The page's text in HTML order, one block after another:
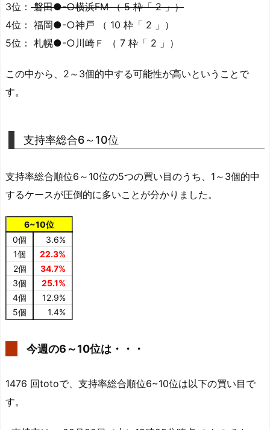
3位： 磐田●-○横浜FM （ 5 枠「 2 」）
4位： 福岡●-○神戸 （ 10 枠「 2 」）
5位： 札幌●-○川崎Ｆ （ 7 枠「 2 」）
この中から、2～3個的中する可能性が高いということで
す。
支持率総合6～10位
支持率総合順位6～10位の5つの買い目のうち、1～3個的中
するケースが圧倒的に多いことが分かりました。
6~10位
0個
3.6%
1個
22.3%
2個
34.7%
3個
25.1%
4個
12.9%
5個
1.4%
今週の6～10位は・・・
1476 回totoで、支持率総合順位6~10位は以下の買い目で
す。